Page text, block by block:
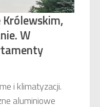
W
i klimatyzacji.
aluminiowe